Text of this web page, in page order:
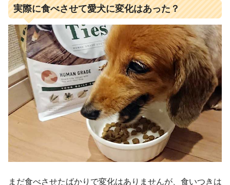
実際に食べさせて愛犬に変化はあった？
まだ食べさせたばかりで変化はありませんが、食いつきは